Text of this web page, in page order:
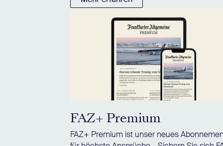
FAZ+ Premium
FAZ+ Premium ist unser neues